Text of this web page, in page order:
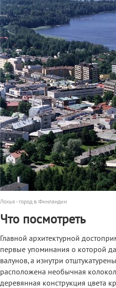
Лохья - город в Финландии
Что посмотреть
Главной архитектурной
первые упоминания о которой
валунов, а изнутри
расположена необычная
деревянная конструкция цвета